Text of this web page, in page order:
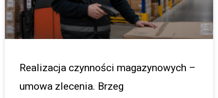
Realizacja czynności magazynowych –
umowa zlecenia. Brzeg